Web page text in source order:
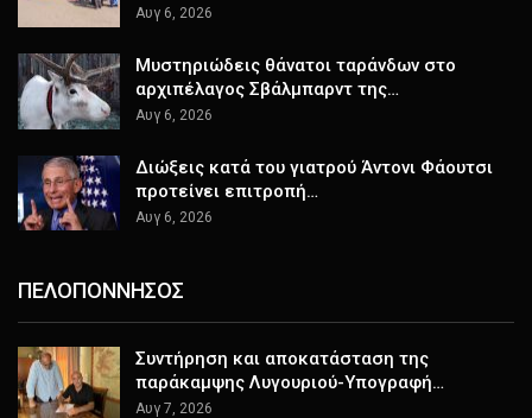
Αυγ 6, 2026
Μυστηριώδεις θάνατοι ταράνδων στο
αρχιπέλαγος Σβάλμπαρντ της…
Αυγ 6, 2026
Διώξεις κατά του γιατρού Άντονι Φάουτσι
προτείνει επιτροπή…
Αυγ 6, 2026
ΠΕΛΟΠΟΝΝΗΣΟΣ
Συντήρηση και αποκατάσταση της
παράκαμψης Λυγουριού-Υπογραφή…
Αυγ 7, 2026